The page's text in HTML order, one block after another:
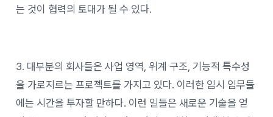
는 것이 협력의 토대가 될 수 있다.
3. 대부분의 회사들은 사업 영역, 위계 구조, 기능적 특수성
을 가로지르는 프로젝트를 가지고 있다. 이러한 임시 임무들
에는 시간을 투자할 만하다. 이런 일들은 새로운 기술을 얻